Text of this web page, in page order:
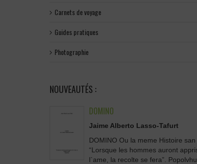
Carnets de voyage
Guides pratiques
Photographie
NOUVEAUTÉS :
DOMINO
Jaime Alberto Lasso-Tafurt
DOMINO Ou la meme Histoire san
“Lorsque les hommes auront
l`ame, la recolte se fera”.